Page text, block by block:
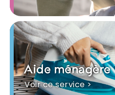
Aide ménagère
Voir ce service >